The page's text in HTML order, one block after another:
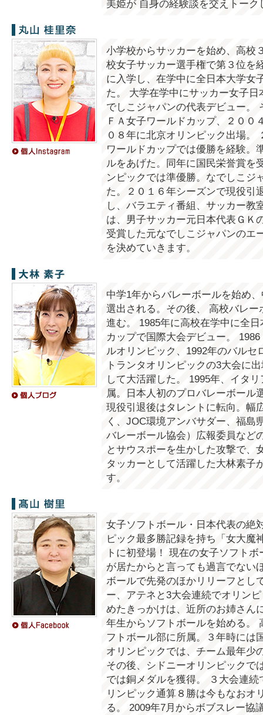
美姫が 自身の経験談を交えトーク
丸山桂里奈
小学校からサッカーを始め、高校
校女子サッカー選手権で第３位を
に入学し、在学中に全日本大学女
た。 大学在学中にサッカー女子
でしこジャパンの代表デビュー。
ＦＡ女子ワールドカップ、２００
０８年に北京オリンピック出場。
ワールドカップでは優勝を経験。
ルをあげた。同年に国民栄誉賞を
ンピックでは準優勝。なでしこジ
た。２０１６年シーズンで現役引
し、バラエティ番組、サッカー教
は、男子サッカー元日本代表ＧＫ
受賞した元なでしこジャパンのエ
を決めていきます。
大林素子
中学1年からバレーボールを始め
選出される。その後、 高校バレ
進む。 1985年に高校在学中に全
カップで国際大会デビュー。
ルオリンピック、1992年のバルセ
トランタオリンピックの3大会に
して大活躍した。 1995年、イタ
属。日本人初のプロバレーボール
現役引退後はタレントに転向。幅
く、JOC環境アンバサダー、福島
バレーボール協会）広報委員など
とサウスポーを生かした攻撃で、
タッカーとして活躍した大林素子
す。
髙山樹里
女子ソフトボール・日本代表の絶
ピック最多勝記録を持ち「女大魔
トに初登場！ 現在の女子ソフト
が居たからと言っても過言でない
ボールで先発のほかリリーフとし
ー、アテネと3大会連続でオリン
めたきっかけは、近所のお姉さん
年生からソフトボールを始める。
フトボール部に所属。３年時には
オリンピックでは、チーム最年少
その後、シドニーオリンピックで
では銅メダルを獲得。 ３大会連
リンピック通算８勝は今もなおオ
る。 2009年7月からボブスレー協